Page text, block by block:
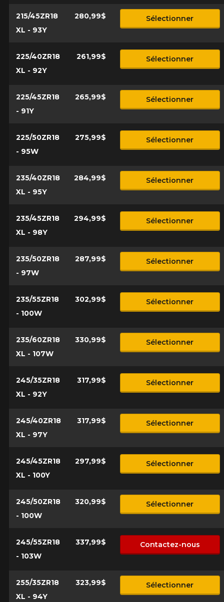
215/45ZR18
XL - 93Y
280,99$ Sélectionner
225/40ZR18
XL - 92Y
261,99$ Sélectionner
225/45ZR18
- 91Y
265,99$ Sélectionner
225/50ZR18
- 95W
275,99$ Sélectionner
235/40ZR18
XL - 95Y
284,99$ Sélectionner
235/45ZR18
XL - 98Y
294,99$ Sélectionner
235/50ZR18
- 97W
287,99$ Sélectionner
235/55ZR18
- 100W
302,99$ Sélectionner
235/60ZR18
XL - 107W
330,99$ Sélectionner
245/35ZR18
XL - 92Y
317,99$ Sélectionner
245/40ZR18
XL - 97Y
317,99$ Sélectionner
245/45ZR18
XL - 100Y
297,99$ Sélectionner
245/50ZR18
- 100W
320,99$ Sélectionner
245/55ZR18
- 103W
337,99$ Contactez-nous
255/35ZR18
XL - 94Y
323,99$ Sélectionner